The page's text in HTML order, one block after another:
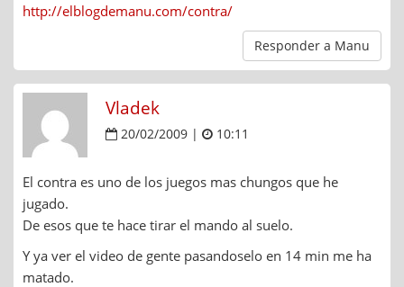
http://elblogdemanu.com/contra/
Responder a Manu
Vladek
20/02/2009 | 10:11
El contra es uno de los juegos mas chungos que he
jugado.
De esos que te hace tirar el mando al suelo.
Y ya ver el video de gente pasandoselo en 14 min me ha
matado.